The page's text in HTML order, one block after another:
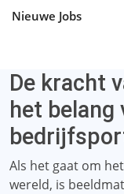
Nieuwe Jobs
De kracht
het
Als het gaat om
wereld, is